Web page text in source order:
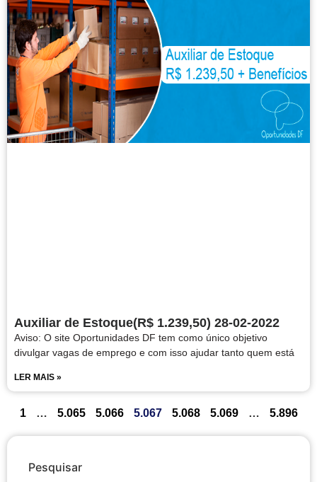
Auxiliar de Estoque(R$ 1.239,50) 28-02-2022
Aviso: O site Oportunidades DF tem como único objetivo
divulgar vagas de emprego e com isso ajudar tanto quem está
LER MAIS »
1 … 5.065 5.066 5.067 5.068 5.069 … 5.896
Pesquisar